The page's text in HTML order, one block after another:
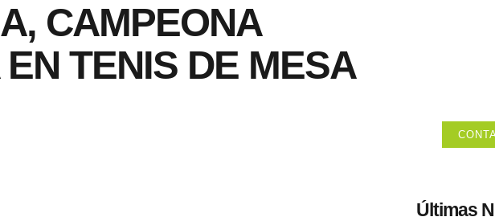
CAMPEONA
TENIS DE MESA
Últimas